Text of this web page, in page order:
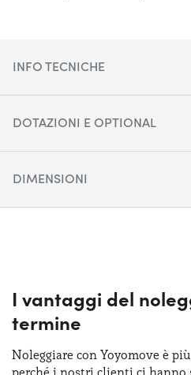
INFO TECNICHE
Alimentazione:
Posti auto:5
Potenza:
DOTAZIONI E OPTIONAL
Cruise control
Fari anteriori LED
DIMENSIONI
Altezza: 144 cm
Bagagliaio (max):
Bagagliaio (min): 309 lt
I vantaggi del
termine
Noleggiare con Yoyomove è
perché i nostri clienti ci hanno